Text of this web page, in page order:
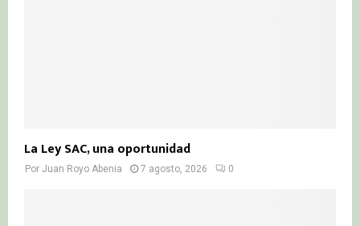
La Ley SAC, una oportunidad
Por Juan Royo Abenia 7 agosto, 2026 0